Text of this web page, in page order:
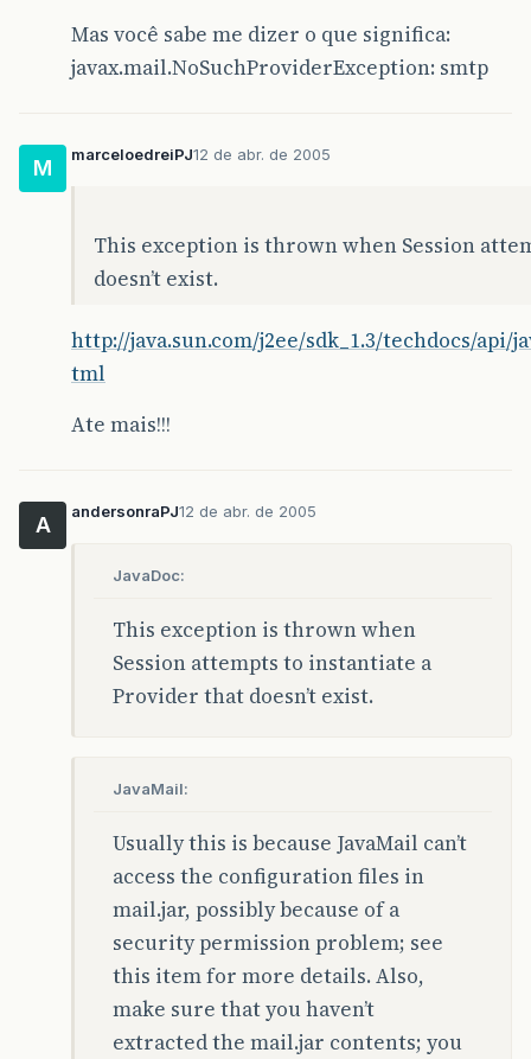
Mas você sabe me dizer o que significa:
javax.mail.NoSuchProviderException: smtp
M
marceloedreiPJ12 de abr. de 2005
This exception is thrown when Session
doesn’t exist.
http://java.sun.com/j2ee/sdk_1.3/techdocs/
tml
Ate mais!!!
A
andersonraPJ12 de abr. de 2005
JavaDoc:
This exception is thrown when
Session attempts to instantiate a
Provider that doesn’t exist.
JavaMail:
Usually this is because JavaMail can’t
access the configuration files in
mail.jar, possibly because of a
security permission problem; see
this item for more details. Also,
make sure that you haven’t
extracted the mail.jar contents; you